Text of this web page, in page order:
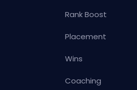
Rank Boost
Placement
Wins
Coaching